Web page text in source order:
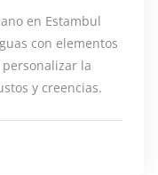
en Estambul
con elementos
la
y creencias.